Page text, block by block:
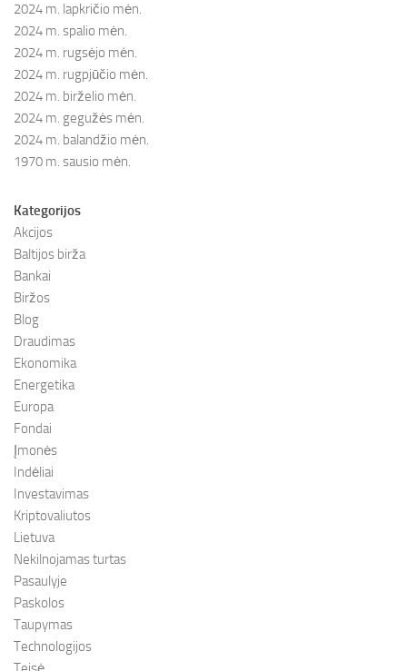
2024 m. lapkričio mėn.
2024 m. spalio mėn.
2024 m. rugsėjo mėn.
2024 m. rugpjūčio mėn.
2024 m. birželio mėn.
2024 m. gegužės mėn.
2024 m. balandžio mėn.
1970 m. sausio mėn.
Kategorijos
Akcijos
Baltijos birža
Bankai
Biržos
Blog
Draudimas
Ekonomika
Energetika
Europa
Fondai
Įmonės
Indėliai
Investavimas
Kriptovaliutos
Lietuva
Nekilnojamas turtas
Pasaulyje
Paskolos
Taupymas
Technologijos